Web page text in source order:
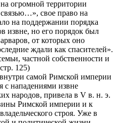
огромной территории
свое право на
на поддержании порядка
извне, но его порядок был
от которых оно
ждали как спасителей».
частной собственности и
125)
самой Римской империи
с нападениями извне
народов, привела в V в. н. э.
Римской империи и к
строя. Уже в